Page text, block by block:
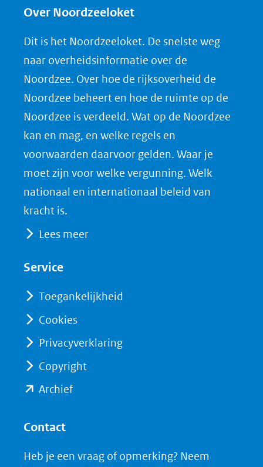
e
o
p
F
a
c
e
b
o
o
in
(verwijst
een
andere
website)
e
o
p
L
i
n
k
e
d
I
(verwijst
andere
e
o
p
X
(opent
in
nieuw
venster)
(verwijst
naar
n
o
a
d
P
D
F
Over Noordzeeloket
Dit is het Noordzeeloket. De snelste weg
naar overheidsinformatie over de
Noordzee. Over hoe de rijksoverheid de
Noordzee beheert en hoe de ruimte op de
Noordzee is verdeeld. Wat op de Noordzee
kan en mag, en welke regels en
voorwaarden daarvoor gelden. Waar je
moet zijn voor welke vergunning. Welk
nationaal en internationaal beleid van
kracht is.
Lees meer
Service
Toegankelijkheid
Cookies
Privacyverklaring
Copyright
Archief(opent
(verwijst
Contact
Heb je een vraag of opmerking? Neem